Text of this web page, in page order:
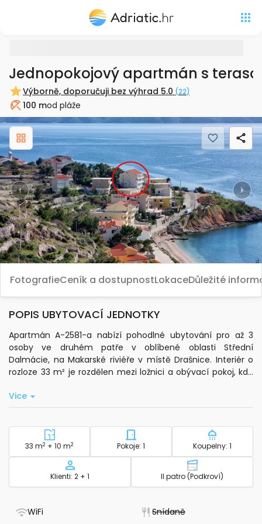
Jednopokojový apartmán s
Výborně, doporučuji bez výhrad 5.0 (22)
Pláž100 mod pláže
Previous Next
FotografieCeník a dostupnostLokaceDůležité
POPIS UBYTOVACÍ JEDNOTKY
Apartmán A-2581-a nabízí pohodlné ubytování pro až 3
osoby ve druhém patře v oblíbené oblasti Střední
Dalmácie, na Makarské riviéře v místě Drašnice. Interiér o
rozloze 33 m² je rozdělen mezi ložnici a obývací pokoj, kde
pokoji, která je zahrnuta v ceně pobytu.
základním kuchyňským nádobím a myčkou nádobí. Pro
pohodlí hostů je zde standardní wi-fi připojení, satelitní
televize, ložní prádlo, toaletní potřeby, ručníky do koupelny,
žehlička, žehlicí prkno a fén. Na prostorné terase o velikosti
10 m² si můžete vychutnat výhled na moře.
Venku je k dispozici 40 m² prostoru a bezplatné soukromé
parkování. Apartmán je snadno dostupný autem.
Vice
Plocha - ubytování
33 m2 + 10 m2 Počet ložnic - ubytování
Pokoje: 1 Počet
Koupelny: 1
Kapacita
Klienti: 2 + 1 Patro -
II.patro (Podkroví)
WiFi Snídaně- Nedostupné